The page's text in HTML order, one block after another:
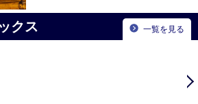
クス 一覧を見る